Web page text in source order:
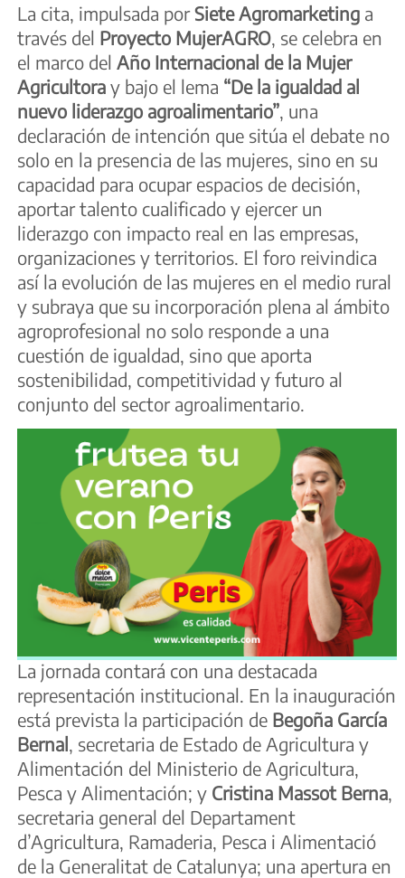
La cita, impulsada porSiete Agromarketing a
través del Proyecto MujerAGRO , se celebra en
el marco del Año Internacional de la Mujer
Agricultora y bajo el lema “De la igualdad al
nuevo liderazgo agroalimentario” , una
declaración de intención que sitúa el debate no
solo en la presencia de las mujeres, sino en su
capacidad para ocupar espacios de decisión,
aportar talento cualificado y ejercer un
liderazgo con impacto real en las empresas,
organizaciones y territorios. El foro reivindica
así la evolución de las mujeres en el medio rural
y subraya que su incorporación plena al ámbito
agroprofesional no solo responde a una
cuestión de igualdad, sino que aporta
sostenibilidad, competitividad y futuro al
conjunto del sector agroalimentario.
La jornada contará con una destacada
representación institucional. En la inauguración
está prevista la participación de Begoña García
Bernal , secretaria de Estado de Agricultura y
Alimentación del Ministerio de Agricultura,
Pesca y Alimentación; y Cristina Massot Berna
secretaria general del Departament
d’Agricultura, Ramaderia, Pesca i Alimentació
de la Generalitat de Catalunya; una apertura en